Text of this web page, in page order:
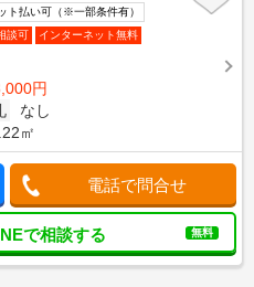
ト払い可（※一部条件有）
談可
インターネット無料
円
なし
㎡
電話で問合せ
で相談する 無料